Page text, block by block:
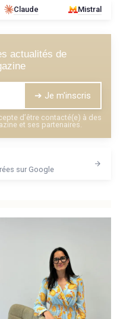
Claude Mistral
actualités de
➔ Je m'inscris
d’être contacté(e) à des
et ses partenaires.
sur Google